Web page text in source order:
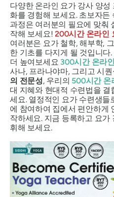
다양한 온라인 요가 강사 양
화를 경험해 보세요. 초보자든
과정은 여러분의 필요에 맞춰
작해 보세요!200시간 온라인
여러분은 요가 철학, 해부학,
한 기초를 다지게 될 것입니다
더 높여보세요 300시간 온라
사나, 프라나야마, 그리고 시
의 전문성, 우리의 500시간 온
대 지혜와 현대적 수련법을
세요. 열정적인 요가 수련생들
에 참여하여 집에서 편안하게
작하세요. 지금 등록하고 요
휘해 보세요.